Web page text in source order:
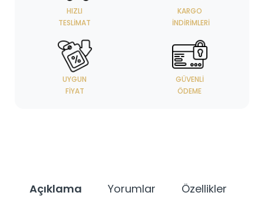
HIZLI
TESLIMAT
KARGO
İNDIRIMLERI
UYGUN
FIYAT
GÜVENLI
ÖDEME
Açıklama Yorumlar Özellikler